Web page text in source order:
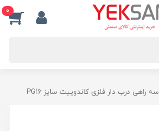
0
سه راهی درب دار فلزی کاندوییت سایز PG16